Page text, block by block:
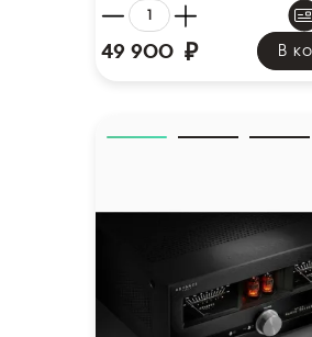
49 900 ₽ В